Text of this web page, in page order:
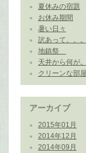
夏休みの宿題
お休み期間
暑い日々
訳あって。。。
地鎮祭
天井から何が。
クリーンな部
アーカイブ
2015年01月
2014年12月
2014年09月